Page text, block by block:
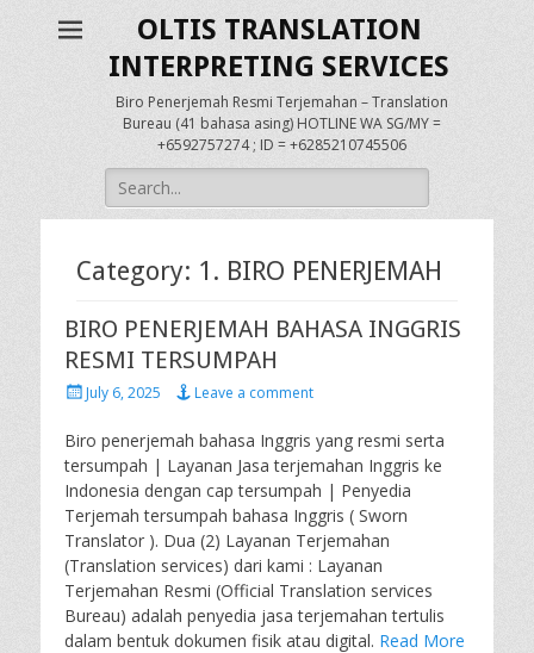
OLTIS TRANSLATION
INTERPRETING SERVICES
Biro Penerjemah Resmi Terjemahan – Translation
Bureau (41 bahasa asing) HOTLINE WA SG/MY =
+6592757274 ; ID = +6285210745506
Search
for:
Category: 1. BIRO PENERJEMAH
BIRO PENERJEMAH BAHASA INGGRIS
RESMI TERSUMPAH
PostedJuly 6, 2025 Leave a comment
Biro penerjemah bahasa Inggris yang resmi serta
tersumpah | Layanan Jasa terjemahan Inggris ke
Indonesia dengan cap tersumpah | Penyedia
Terjemah tersumpah bahasa Inggris ( Sworn
Translator ). Dua (2) Layanan Terjemahan
(Translation services) dari kami : Layanan
Terjemahan Resmi (Official Translation services
Bureau) adalah penyedia jasa terjemahan tertulis
dalam bentuk dokumen fisik atau digital. Read More